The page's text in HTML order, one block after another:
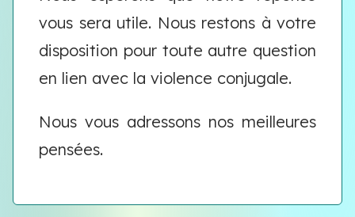
vous sera utile. Nous restons à votre
disposition pour toute autre question
en lien avec la violence conjugale.
Nous vous adressons nos meilleures
pensées.